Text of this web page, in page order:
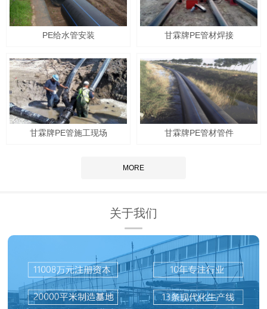
PE给水管安装 甘霖牌PE管材焊接
甘霖牌PE管施工现场 甘霖牌PE管材管件
MORE
关于我们